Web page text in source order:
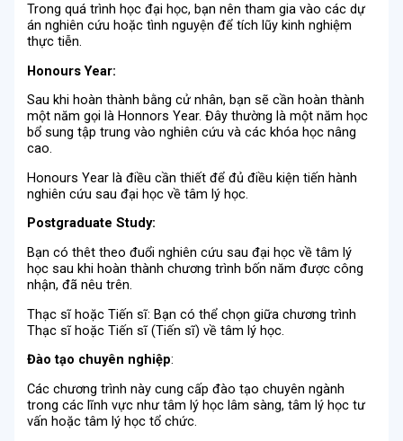
Trong quá trình học đại học, bạn nên tham gia vào các dự
án nghiên cứu hoặc tình nguyện để tích lũy kinh nghiệm
thực tiễn.
Honours Year:
Sau khi hoàn thành bằng cử nhân, bạn sẽ cần hoàn thành
một năm gọi là Honnors Year. Đây thường là một năm học
bổ sung tập trung vào nghiên cứu và các khóa học nâng
cao.
Honours Year là điều cần thiết để đủ điều kiện tiến hành
nghiên cứu sau đại học về tâm lý học.
Postgraduate Study:
Bạn có thêt theo đuổi nghiên cứu sau đại học về tâm lý
học sau khi hoàn thành chương trình bốn năm được công
nhận, đã nêu trên.
Thạc sĩ hoặc Tiến sĩ: Bạn có thể chọn giữa chương trình
Thạc sĩ hoặc Tiến sĩ (Tiến sĩ) về tâm lý học.
Đào tạo chuyên nghiệp:
Các chương trình này cung cấp đào tạo chuyên ngành
trong các lĩnh vực như tâm lý học lâm sàng, tâm lý học tư
vấn hoặc tâm lý học tổ chức.